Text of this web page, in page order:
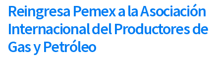
Reingresa Pemex a la Asociación
Internacional del Productores de
Gas y Petróleo